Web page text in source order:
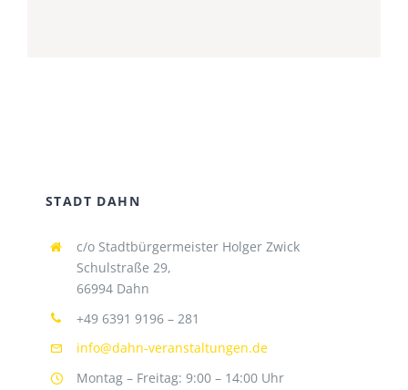
STADT DAHN
c/o Stadtbürgermeister Holger Zwick
Schulstraße 29,
66994 Dahn
+49 6391 9196 – 281
info@dahn-veranstaltungen.de
Montag – Freitag: 9:00 – 14:00 Uhr